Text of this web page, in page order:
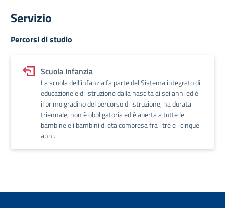
Servizio
Percorsi di studio
Scuola Infanzia
La scuola dell’infanzia fa parte del Sistema integrato di
educazione e di istruzione dalla nascita ai sei anni ed è
il primo gradino del percorso di istruzione, ha durata
triennale, non è obbligatoria ed è aperta a tutte le
bambine e i bambini di età compresa fra i tre e i cinque
anni.